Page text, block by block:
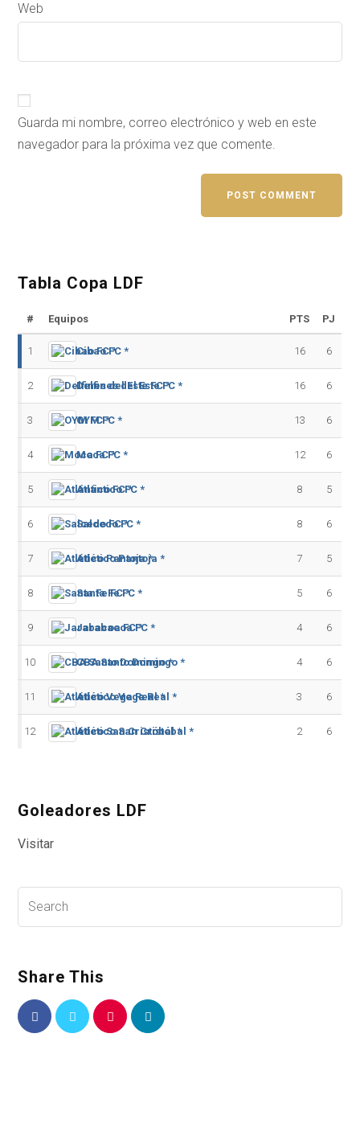
Web
Guarda mi nombre, correo electrónico y web en este
navegador para la próxima vez que comente.
Tabla Copa LDF
# Equipos PTS PJ
1 Cibao FC * 16 6
2 Delfines del Este FC * 16 6
3 OYM FC * 13 6
4 Moca FC * 12 6
5 Atlántico FC * 8 5
6 Salcedo FC * 8 6
7 Atlético Pantoja * 7 5
8 Santa Fe FC * 5 6
9 Jarabacoa FC * 4 6
10 CBA Santo Domingo * 4 6
11 Atlético Vega Real * 3 6
12 Atlético San Cristóbal * 2 6
Goleadores LDF
Visitar
Share This